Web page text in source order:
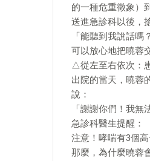
的一種危重徵象）
送進急診科以後，
「能聽到我說話
可以放心地把曉蓉
△從左至右依次：
出院的當天，曉蓉
說：
「謝謝你們！我
急診科醫生提醒：
注意！哮喘有3個
那麼，為什麼曉蓉